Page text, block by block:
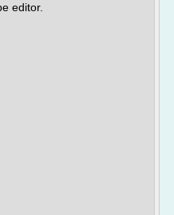
editor.